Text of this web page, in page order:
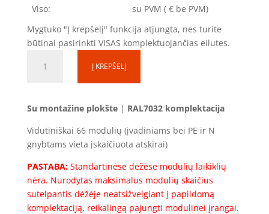
Viso: su PVM ( € be PVM)
Mygtuko "Į krepšelį" funkcija atjungta, nes turite
būtinai pasirinkti VISAS komplektuojančias eilutes.
kiekis:
SD070530-
1S-
(66mod.)
(700x500x300)
Komplektacija
Į KREPŠELĮ
Su montažine plokšte| RAL7032 komplektacija
Vidutiniškai 66 modulių (įvadiniams bei PE ir N
gnybtams vieta įskaičiuota atskirai)
PASTABA:Standartinėse dėžėse modulių laikiklių
nėra. Nurodytas maksimalus modulių skaičius
sutelpantis dėžėje neatsižvelgiant į papildomą
komplektaciją, reikalingą pajungti modulinei įrangai.